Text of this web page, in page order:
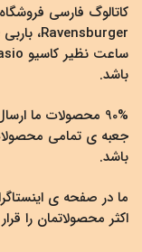
باشد.
90% محصولات ما ارسال رایگان پستی و یا اسنپی دارند.
جعبه ی تمامی
باشد.
ما در صفحه ی
اکثر محصولاتمان را